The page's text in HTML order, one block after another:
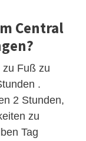
Central
zu Fuß zu
.
2 Stunden,
zu
Tag